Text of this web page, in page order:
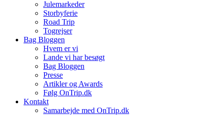
Julemarkeder
Storbyferie
Road Trip
Togrejser
Bag Bloggen
Hvem er vi
Lande vi har besøgt
Bag Bloggen
Presse
Artikler og Awards
Følg OnTrip.dk
Kontakt
Samarbejde med OnTrip.dk